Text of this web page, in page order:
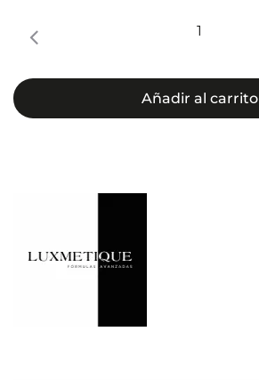
cantidad
Añadir al carrito